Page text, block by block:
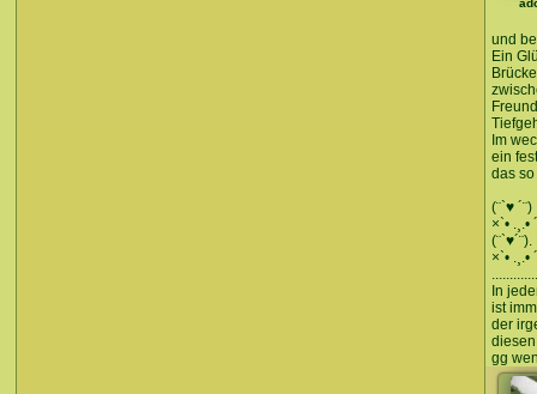
und
Ein
Im
ein
das
(¨`♥
×`•
×`•
In
ist
der
gg